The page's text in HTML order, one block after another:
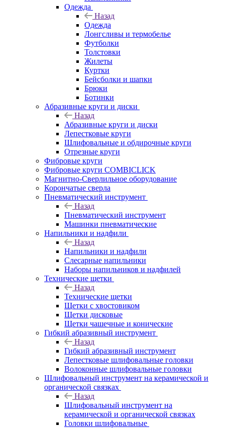
Одежда
Назад
Одежда
Лонгсливы и термобелье
Футболки
Толстовки
Жилеты
Куртки
Бейсболки и шапки
Брюки
Ботинки
Абразивные круги и диски
Назад
Абразивные круги и диски
Лепестковые круги
Шлифовальные и обдирочные круги
Отрезные круги
Фибровые круги
Фибровые круги COMBICLICK
Магнитно-Сверлильное оборудование
Корончатые сверла
Пневматический инструмент
Назад
Пневматический инструмент
Машинки пневматические
Напильники и надфили
Назад
Напильники и надфили
Слесарные напильники
Наборы напильников и надфилей
Технические щетки
Назад
Технические щетки
Щетки с хвостовиком
Щетки дисковые
Щетки чашечные и конические
Гибкий абразивный инструмент
Назад
Гибкий абразивный инструмент
Лепестковые шлифовальные головки
Волоконные шлифовальные головки
Шлифовальный инструмент на керамической и
органической связках
Назад
Шлифовальный инструмент на
керамической и органической связках
Головки шлифовальные